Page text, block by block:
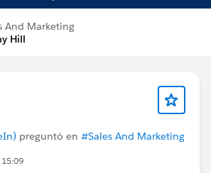
And Marketing
Hill
preguntó en #Sales And Marketing